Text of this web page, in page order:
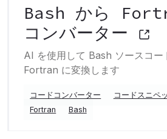
Bash から
コンバーター
AI を使用して Bash ソースコー
Fortran に変換します
コードコンバーター コードスニペ
Fortran
Bash